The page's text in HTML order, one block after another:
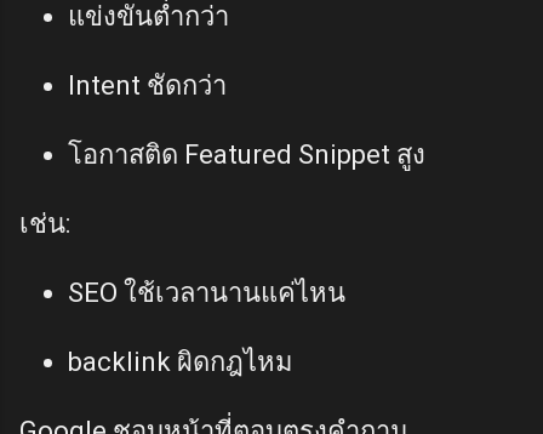
แข่งขันต่ำกว่า
Intent ชัดกว่า
โอกาสติด Featured Snippet สูง
เช่น:
SEO ใช้เวลานานแค่ไหน
backlink ผิดกฎไหม